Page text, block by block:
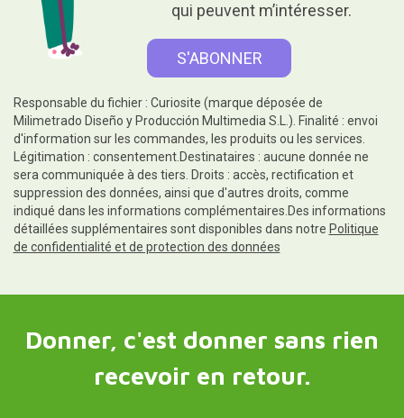
qui peuvent m’intéresser.
Responsable du fichier : Curiosite (marque déposée de
Milimetrado Diseño y Producción Multimedia S.L.). Finalité : envoi
d'information sur les commandes, les produits ou les services.
Légitimation : consentement.Destinataires : aucune donnée ne
sera communiquée à des tiers. Droits : accès, rectification et
suppression des données, ainsi que d'autres droits, comme
indiqué dans les informations complémentaires.Des informations
détaillées supplémentaires sont disponibles dans notre Politique
de confidentialité et de protection des données
Donner, c'est donner sans rien
recevoir en retour.